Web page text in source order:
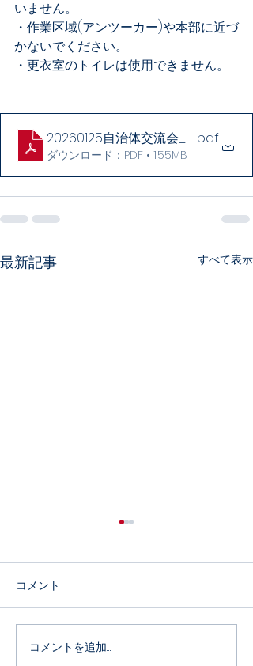
いません。
・作業区域(アンツーカー)や本部に近づ
かないでください。
・更衣室のトイレは使用できません。
20260125自治体交流会_4年生以下
.pdf
ダウンロード：PDF • 1.55MB
最新記事 すべて表示
幼児・小学１年生～４年生
（高学年は遠征です） ７月２
６日（日） ９：００～ 瀬
戸市民公園 大変暑くなること
が予想されます。 飲み物を多
コメント
コメントを追加…